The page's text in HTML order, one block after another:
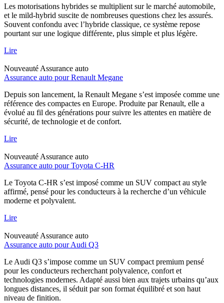
Les motorisations hybrides se multiplient sur le marché automobile,
et le mild-hybrid suscite de nombreuses questions chez les assurés.
Souvent confondu avec l’hybride classique, ce système repose
pourtant sur une logique différente, plus simple et plus légère.
Lire
Nouveauté Assurance auto
Assurance auto pour Renault Megane
Depuis son lancement, la Renault Megane s’est imposée comme une
référence des compactes en Europe. Produite par Renault, elle a
évolué au fil des générations pour suivre les attentes en matière de
sécurité, de technologie et de confort.
Lire
Nouveauté Assurance auto
Assurance auto pour Toyota C-HR
Le Toyota C-HR s’est imposé comme un SUV compact au style
affirmé, pensé pour les conducteurs à la recherche d’un véhicule
moderne et polyvalent.
Lire
Nouveauté Assurance auto
Assurance auto pour Audi Q3
Le Audi Q3 s’impose comme un SUV compact premium pensé
pour les conducteurs recherchant polyvalence, confort et
technologies modernes. Adapté aussi bien aux trajets urbains qu’aux
longues distances, il séduit par son format équilibré et son haut
niveau de finition.